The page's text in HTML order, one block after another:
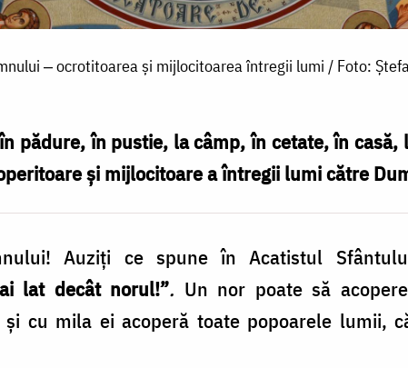
‒ ocrotitoarea și mijlocitoarea întregii lumi / Foto:
pădure, în pustie, la câmp, în cetate, în
și mijlocitoare a întregii lumi către
Auziți ce spune în Acatistul
lat decât norul!”. Un nor poate să
și cu mila ei acoperă toate popoarele lumii,